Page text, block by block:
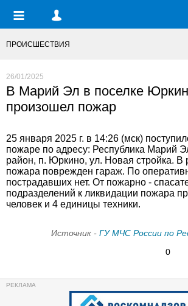
ПРОИСШЕСТВИЯ
26/01/2025
В Марий Эл в поселке
произошел пожар
25 января 2025 г. в 14:26 (мск)
пожаре по адресу: Республика Марий
район, п. Юркино, ул. Новая стройка. В
пожара поврежден гараж. По
пострадавших нет. От пожарно -
подразделений к ликвидации пожара
человек и 4 единицы техники.
Источник - ГУ МЧС России по
0